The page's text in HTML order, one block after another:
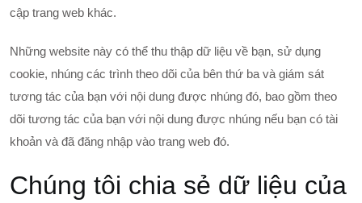
cập trang web khác.
Những website này có thể thu thập dữ liệu về bạn, sử dụng
cookie, nhúng các trình theo dõi của bên thứ ba và giám sát
tương tác của bạn với nội dung được nhúng đó, bao gồm theo
dõi tương tác của bạn với nội dung được nhúng nếu bạn có tài
khoản và đã đăng nhập vào trang web đó.
Chúng tôi chia sẻ dữ liệu của